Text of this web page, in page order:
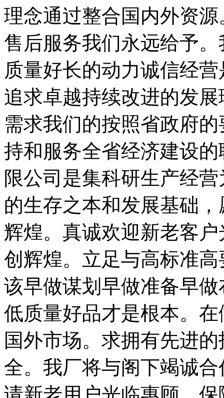
理念通过整合国内外资
售后服务我们永远给予
质量好长的动力诚信经
追求卓越持续改进的发
需求我们的按照省政府
持和服务全省经济建设
限公司是集科研生产经
的生存之本和发展基础
辉煌。真诚欢迎新老客
创辉煌。立足与高标准
该早做谋划早做准备早
低质量好品才是根本。
国外市场。求拥有先进
全。我厂将与阁下竭诚